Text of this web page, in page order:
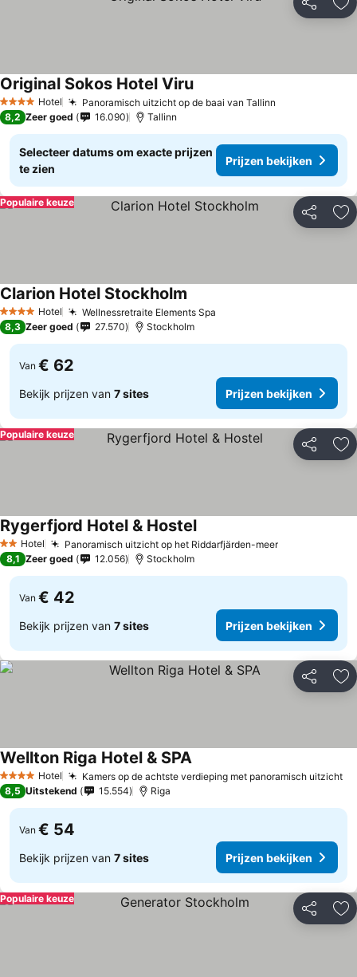
Delen
4 SterrenHotel Panoramisch uitzicht op de baai van Tallinn
Original Sokos Hotel Viru
8,2 Zeer goed 16.090 Tallinn
Selecteer datums om exacte prijzen
te zien
Prijzen bekijken
Delen
Populaire keuze
4 SterrenHotel Wellnessretraite Elements Spa
Clarion Hotel Stockholm
8,3 Zeer goed 27.570 Stockholm
Van € 62
Bekijk prijzen van 7 sites Prijzen bekijken
Delen
Populaire keuze
2 Sterren
Hotel Panoramisch uitzicht op het Riddarfjärden-meer
Rygerfjord Hotel & Hostel
8,1 Zeer goed 12.056 Stockholm
Van € 42
Bekijk prijzen van 7 sites Prijzen bekijken
Delen
4 SterrenHotel Kamers op de achtste verdieping met panoramisch uitzicht
Wellton Riga Hotel & SPA
8,5 Uitstekend 15.554 Riga
Van € 54
Bekijk prijzen van 7 sites Prijzen bekijken
Delen
Populaire keuze